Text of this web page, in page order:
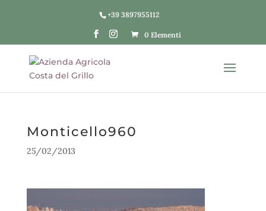
+39 3897955112
0 Elementi
Monticello960
25/02/2013